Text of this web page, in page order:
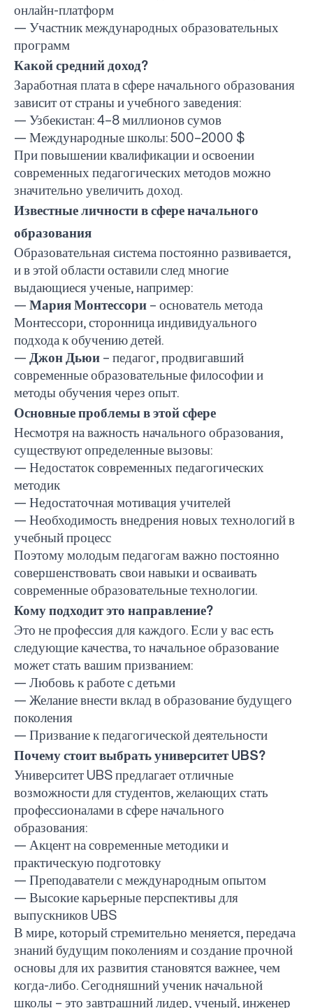
онлайн-платформ
— Участник международных образовательных
программ
Какой средний доход?
Заработная плата в сфере начального образования
зависит от страны и учебного заведения:
— Узбекистан: 4–8 миллионов сумов
— Международные школы: 500–2000 $
При повышении квалификации и освоении
современных педагогических методов можно
значительно увеличить доход.
Известные личности в сфере начального
образования
Образовательная система постоянно развивается,
и в этой области оставили след многие
выдающиеся ученые, например:
— Мария Монтессори – основатель метода
Монтессори, сторонница индивидуального
подхода к обучению детей.
— Джон Дьюи – педагог, продвигавший
современные образовательные философии и
методы обучения через опыт.
Основные проблемы в этой сфере
Несмотря на важность начального образования,
существуют определенные вызовы:
— Недостаток современных педагогических
методик
— Недостаточная мотивация учителей
— Необходимость внедрения новых технологий в
учебный процесс
Поэтому молодым педагогам важно постоянно
совершенствовать свои навыки и осваивать
современные образовательные технологии.
Кому подходит это направление?
Это не профессия для каждого. Если у вас есть
следующие качества, то начальное образование
может стать вашим призванием:
— Любовь к работе с детьми
— Желание внести вклад в образование будущего
поколения
— Призвание к педагогической деятельности
Почему стоит выбрать университет UBS?
Университет UBS предлагает отличные
возможности для студентов, желающих стать
профессионалами в сфере начального
образования:
— Акцент на современные методики и
практическую подготовку
— Преподаватели с международным опытом
— Высокие карьерные перспективы для
выпускников UBS
В мире, который стремительно меняется, передача
знаний будущим поколениям и создание прочной
основы для их развития становятся важнее, чем
когда-либо. Сегодняшний ученик начальной
школы – это завтрашний лидер, ученый, инженер